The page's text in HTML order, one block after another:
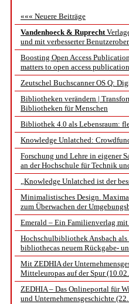
««« Neuere Beiträge
Vandenhoeck & Ruprecht
und mit verbesserter
Boosting Open Access
matters to open access
Zeutschel Buchscanner OS Q:
Bibliotheken verändern |
Bibliotheken für Menschen
Bibliothek 4.0 als Lebensraum:
Knowledge Unlatched:
Forschung und Lehre in eigener
an der Hochschule für Technik
„Knowledge Unlatched ist der
Minimalistisches Design.
zum Überwachen der
Emerald – Ein Familienverlag
Hochschulbibliothek Ansbach
bibliothecas neuem Rückgabe-
Mit ZEDHIA der
Mitteleuropas auf der Spur
ZEDHIA – Das Onlineportal für
und Unternehmensgeschichte